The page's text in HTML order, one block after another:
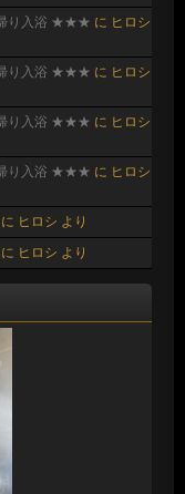
帰り入浴 ★★★ に ヒロシ
帰り入浴 ★★★ に ヒロシ
帰り入浴 ★★★ に ヒロシ
帰り入浴 ★★★ に ヒロシ
に ヒロシ より
に ヒロシ より